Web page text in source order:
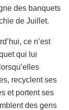
des banquets
de Juillet.
ce n’est
qui lui
recyclent ses
et portent ses
des gens